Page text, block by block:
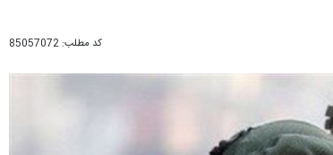
کد مطلب: 85057072